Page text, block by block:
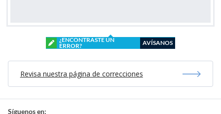
¿ENCONTRASTE UN
ERROR?
AVÍSANOS
Revisa nuestra página de correcciones
Síguenos en: